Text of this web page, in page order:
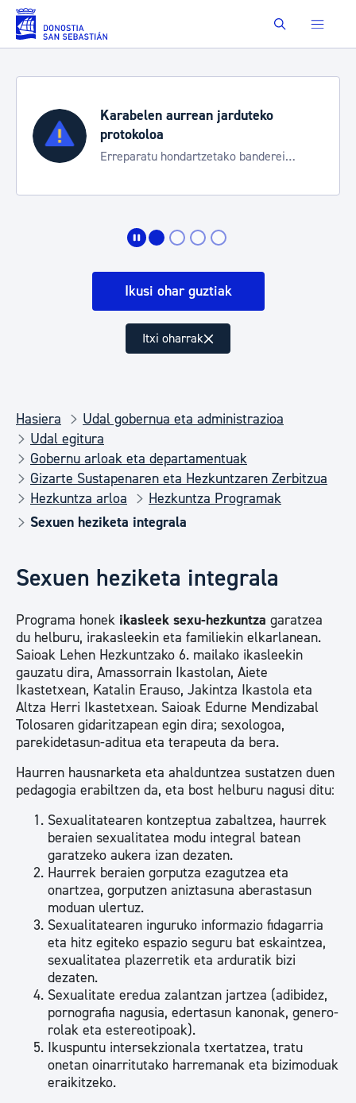
Eduki nagusira joan Buscar
Karabelen aurrean jarduteko
protokoloa
Erreparatu hondartzetako banderei
Ikusi ohar guztiak
Itxi oharrak
Hasiera
Udal gobernua eta administrazioa
Udal egitura
Gobernu arloak eta departamentuak
Gizarte Sustapenaren eta Hezkuntzaren Zerbitzua
Hezkuntza arloa
Hezkuntza Programak
Sexuen heziketa integrala
Sexuen heziketa integrala
Programa honek ikasleek sexu-hezkuntza garatzea
du helburu, irakasleekin eta familiekin elkarlanean.
Saioak Lehen Hezkuntzako 6. mailako ikasleekin
gauzatu dira, Amassorrain Ikastolan, Aiete
Ikastetxean, Katalin Erauso, Jakintza Ikastola eta
Altza Herri Ikastetxean. Saioak Edurne Mendizabal
Tolosaren gidaritzapean egin dira; sexologoa,
parekidetasun-aditua eta terapeuta da bera.
Haurren hausnarketa eta ahalduntzea sustatzen duen
pedagogia erabiltzen da, eta bost helburu nagusi ditu:
Sexualitatearen kontzeptua zabaltzea, haurrek
beraien sexualitatea modu integral batean
garatzeko aukera izan dezaten.
Haurrek beraien gorputza ezagutzea eta
onartzea, gorputzen aniztasuna aberastasun
moduan ulertuz.
Sexualitatearen inguruko informazio fidagarria
eta hitz egiteko espazio seguru bat eskaintzea,
sexualitatea plazerretik eta arduratik bizi
dezaten.
Sexualitate eredua zalantzan jartzea (adibidez,
pornografia nagusia, edertasun kanonak, genero-
rolak eta estereotipoak).
Ikuspuntu intersekzionala txertatzea, tratu
onetan oinarritutako harremanak eta bizimoduak
eraikitzeko.